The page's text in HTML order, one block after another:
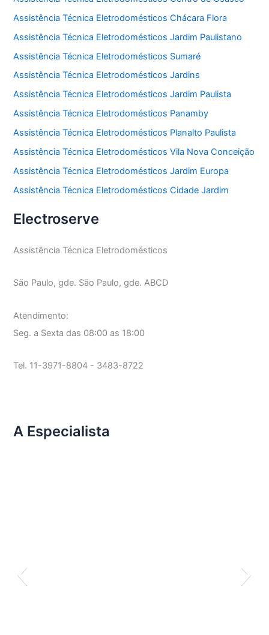
Assistência Técnica Eletrodomésticos Chácara Flora
Assistência Técnica Eletrodomésticos Jardim Paulistano
Assistência Técnica Eletrodomésticos Sumaré
Assistência Técnica Eletrodomésticos Jardins
Assistência Técnica Eletrodomésticos Jardim Paulista
Assistência Técnica Eletrodomésticos Panamby
Assistência Técnica Eletrodomésticos Planalto Paulista
Assistência Técnica Eletrodomésticos Vila Nova Conceição
Assistência Técnica Eletrodomésticos Jardim Europa
Assistência Técnica Eletrodomésticos Cidade Jardim
Electroserve
Assistência Técnica Eletrodomésticos
São Paulo, gde. São Paulo, gde. ABCD
Atendimento:
Seg. a Sexta das 08:00 as 18:00
Tel. 11-3971-8804 - 3483-8722
A Especialista